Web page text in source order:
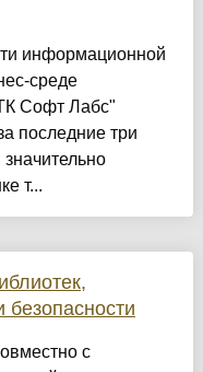
информационной
среде
Софт Лабс"
последние три
т...
с